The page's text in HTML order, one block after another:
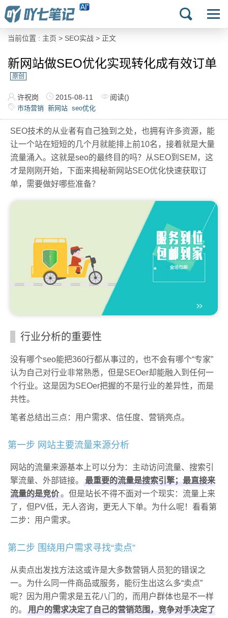
当前位置 : 主页 > SEO实战 > 正文
新网站做SEO优化实现转化成有效订单
原创
许祝岗 2015-08-11 阅读()
市场营销 新网站 seo优化
SEO技术的从业者有自己独到之处，也拥有许多资源，能
让一个站在短短的几个月就能排上前10名，接着就是大量
流量涌入。这就是seo的最终目的吗？从SEO到SEM，这
才是刚刚开始，下面来揭秘新网站SEO优化快速获取订
单，需要做好哪些准备？
行业分析的重要性
没有哪个seo能把360行都从事过的，也不会有哪个“专家”
认为自己对行业非常熟悉，但是SEOer却能融入到任何一
个行业。这是因为SEOer把握的不是行业的差异性，而是
共性。
笔者总结出三点：用户需求、信任度、营销亮点。
第一步 网站主要流量来源分析
网站的流量来源基本上可以分为：主动访问流量、搜索引
擎流量、外部链接。
最重要的流量是搜索引擎；最直接来
流量的是竞价。但是站长不得不面对一个现实：流量上来
了，但PV低，无人咨询，更无人下单。为什么呢！看看第
二步：用户需求。
第二步 围绕用户需求寻找“卖点”
从卖点出发找方法这或许是大多数营销人员犯的错误之
一。为什么同一件商品或服务，能衍生出这么多“卖点”
呢？因为用户需求是五花八门的，而用户群体也是不一样
的。
用户的需求决定了自己的营销范围，竞争对手决定了